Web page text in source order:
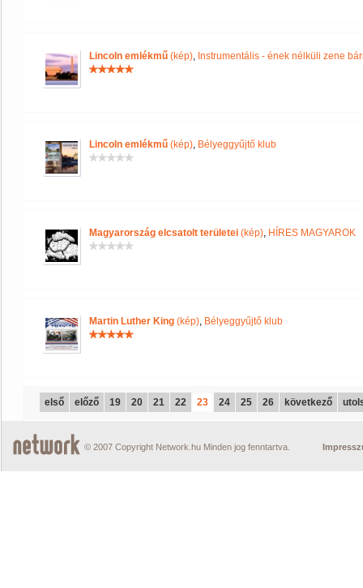
Lincoln emlékmű (kép), Instrumentális - ének nélküli zene
Lincoln emlékmű (kép), Bélyeggyűjtő klub
Magyarország elcsatolt területei (kép), HÍRES MAGYAROK
Martin Luther King (kép), Bélyeggyűjtő klub
első előző 19 20 21 22 23 24 25 26 következő
© 2007 Copyright Network.hu Minden jog fenntartva.